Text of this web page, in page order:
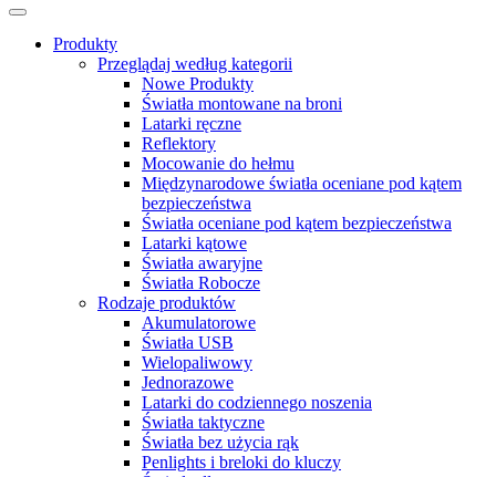
Produkty
Przeglądaj według kategorii
Nowe Produkty
Światła montowane na broni
Latarki ręczne
Reflektory
Mocowanie do hełmu
Międzynarodowe światła oceniane pod kątem
bezpieczeństwa
Światła oceniane pod kątem bezpieczeństwa
Latarki kątowe
Światła awaryjne
Światła Robocze
Rodzaje produktów
Akumulatorowe
Światła USB
Wielopaliwowy
Jednorazowe
Latarki do codziennego noszenia
Światła taktyczne
Światła bez użycia rąk
Penlights i breloki do kluczy